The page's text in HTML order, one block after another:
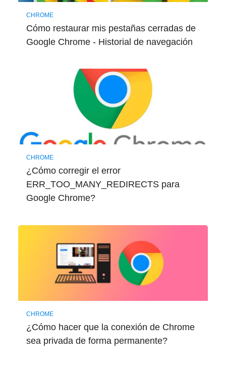
CHROME
Cómo restaurar mis pestañas cerradas de
Google Chrome - Historial de navegación
CHROME
¿Cómo corregir el error
ERR_TOO_MANY_REDIRECTS para
Google Chrome?
CHROME
¿Cómo hacer que la conexión de Chrome
sea privada de forma permanente?